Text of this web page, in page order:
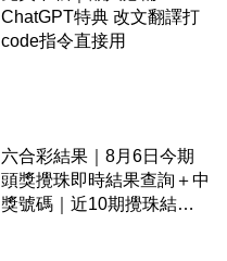
ChatGPT特典 改文翻譯打
code指令直接用
六合彩結果｜8月6日今期
頭獎攪珠即時結果查詢＋中
獎號碼｜近10期攪珠結果